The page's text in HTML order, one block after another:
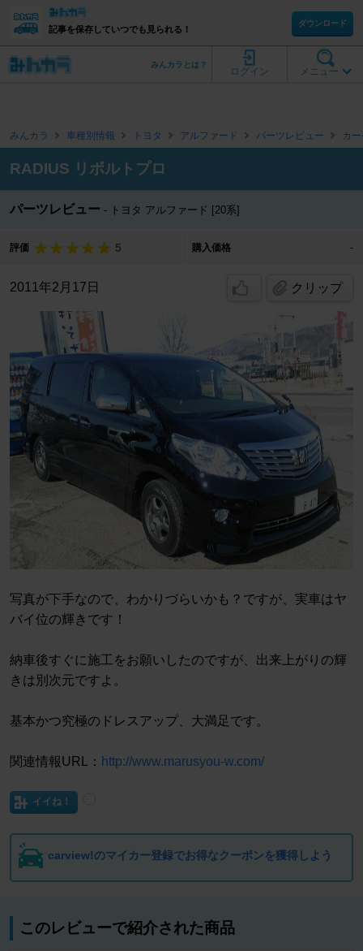
記事を保存していつでも見られる！
ダウンロード
メニュー
ログイン
みんカラとは？
みんカラ 車種別情報 トヨタ アルファード パーツレビュー カ
RADIUS リボルトプロ
パーツレビュー トヨタ アルファード [20系]
評価 5 購入価格 -
2011年2月17日 クリップ
写真が下手なので、わかりづらいかも？ですが、実車はヤ
バイ位の輝きです！
納車後すぐに施工をお願いしたのですが、出来上がりの輝
きは別次元ですよ。
基本かつ究極のドレスアップ、大満足です。
関連情報URL： http://www.marusyou-w.com/
イイね！
carview!のマイカー登録でお得なクーポンを獲得しよう
このレビューで紹介された商品